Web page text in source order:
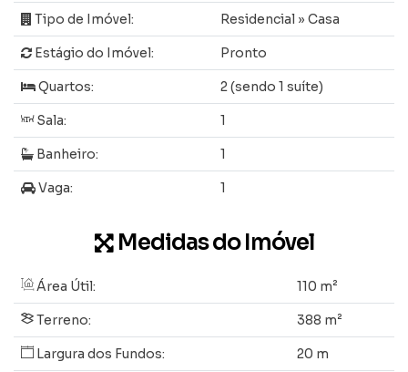
Tipo de Imóvel: Residencial » Casa
Estágio do Imóvel: Pronto
Quartos: 2 (sendo 1 suíte)
Sala: 1
Banheiro: 1
Vaga: 1
Medidas do Imóvel
Área Útil: 110 m²
Terreno: 388 m²
Largura dos Fundos: 20 m